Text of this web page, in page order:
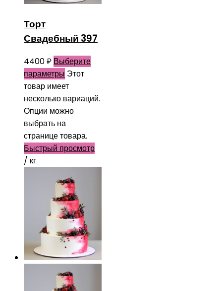
Торт
Свадебный 397
4400₽ Выберите
параметры Этот
товар имеет
несколько вариаций.
Опции можно
выбрать на
странице товара.
Быстрый просмотр
/ кг